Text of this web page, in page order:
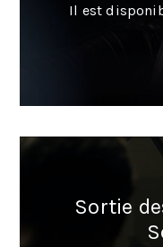
Il est
Sortie